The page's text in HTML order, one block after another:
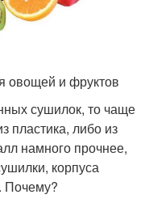
овощей и фруктов
сушилок, то чаще
пластика, либо из
намного прочнее,
корпуса
Почему?